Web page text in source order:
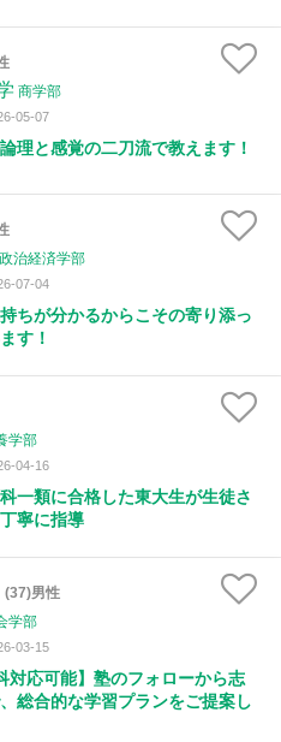
商学部
05-07
理と感覚の二刀流で教えます！
政治経済学部
07-04
ちが分かるからこその寄り添っ
す！
学部
04-16
一類に合格した東大生が生徒さ
寧に指導
(37)男性
学部
03-15
対応可能】塾のフォローから志
総合的な学習プランをご提案し